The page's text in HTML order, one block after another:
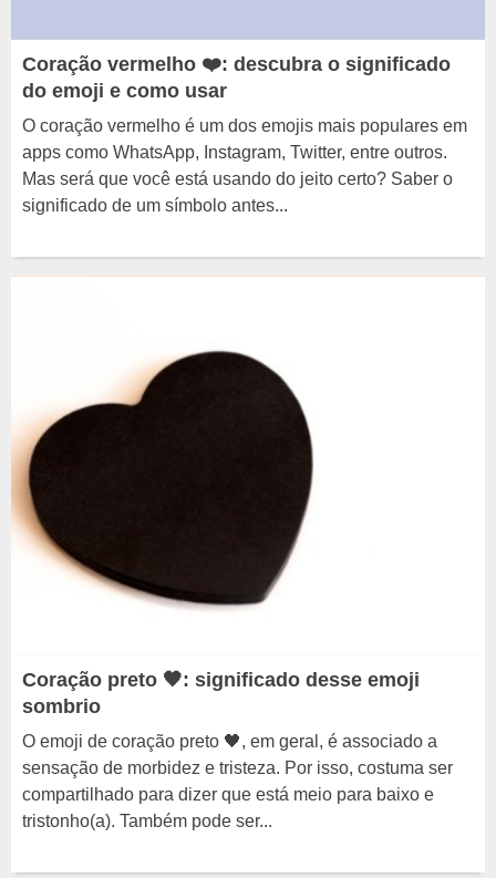
Coração vermelho ❤️: descubra o significado
do emoji e como usar
O coração vermelho é um dos emojis mais populares em
apps como WhatsApp, Instagram, Twitter, entre outros.
Mas será que você está usando do jeito certo? Saber o
significado de um símbolo antes...
Coração preto 🖤: significado desse emoji
sombrio
O emoji de coração preto 🖤, em geral, é associado a
sensação de morbidez e tristeza. Por isso, costuma ser
compartilhado para dizer que está meio para baixo e
tristonho(a). Também pode ser...